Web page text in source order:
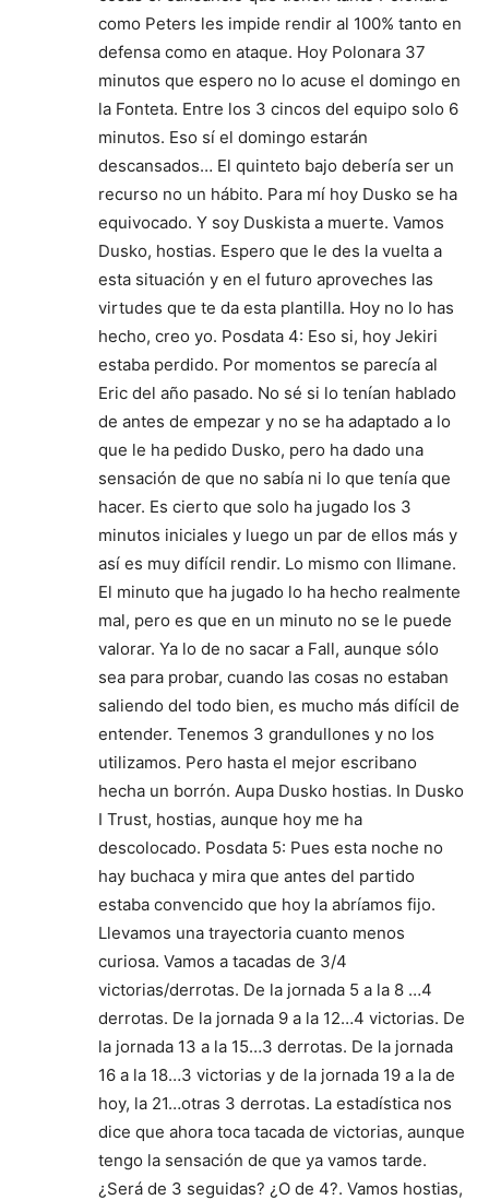
como Peters les impide rendir al 100% tanto en
defensa como en ataque. Hoy Polonara 37
minutos que espero no lo acuse el domingo en
la Fonteta. Entre los 3 cincos del equipo solo 6
minutos. Eso sí el domingo estarán
descansados… El quinteto bajo debería ser un
recurso no un hábito. Para mí hoy Dusko se ha
equivocado. Y soy Duskista a muerte. Vamos
Dusko, hostias. Espero que le des la vuelta a
esta situación y en el futuro aproveches las
virtudes que te da esta plantilla. Hoy no lo has
hecho, creo yo. Posdata 4: Eso si, hoy Jekiri
estaba perdido. Por momentos se parecía al
Eric del año pasado. No sé si lo tenían hablado
de antes de empezar y no se ha adaptado a lo
que le ha pedido Dusko, pero ha dado una
sensación de que no sabía ni lo que tenía que
hacer. Es cierto que solo ha jugado los 3
minutos iniciales y luego un par de ellos más y
así es muy difícil rendir. Lo mismo con Ilimane.
El minuto que ha jugado lo ha hecho realmente
mal, pero es que en un minuto no se le puede
valorar. Ya lo de no sacar a Fall, aunque sólo
sea para probar, cuando las cosas no estaban
saliendo del todo bien, es mucho más difícil de
entender. Tenemos 3 grandullones y no los
utilizamos. Pero hasta el mejor escribano
hecha un borrón. Aupa Dusko hostias. In Dusko
I Trust, hostias, aunque hoy me ha
descolocado. Posdata 5: Pues esta noche no
hay buchaca y mira que antes del partido
estaba convencido que hoy la abríamos fijo.
Llevamos una trayectoria cuanto menos
curiosa. Vamos a tacadas de 3/4
victorias/derrotas. De la jornada 5 a la 8 …4
derrotas. De la jornada 9 a la 12…4 victorias. De
la jornada 13 a la 15…3 derrotas. De la jornada
16 a la 18…3 victorias y de la jornada 19 a la de
hoy, la 21…otras 3 derrotas. La estadística nos
dice que ahora toca tacada de victorias, aunque
tengo la sensación de que ya vamos tarde.
¿Será de 3 seguidas? ¿O de 4?. Vamos hostias,